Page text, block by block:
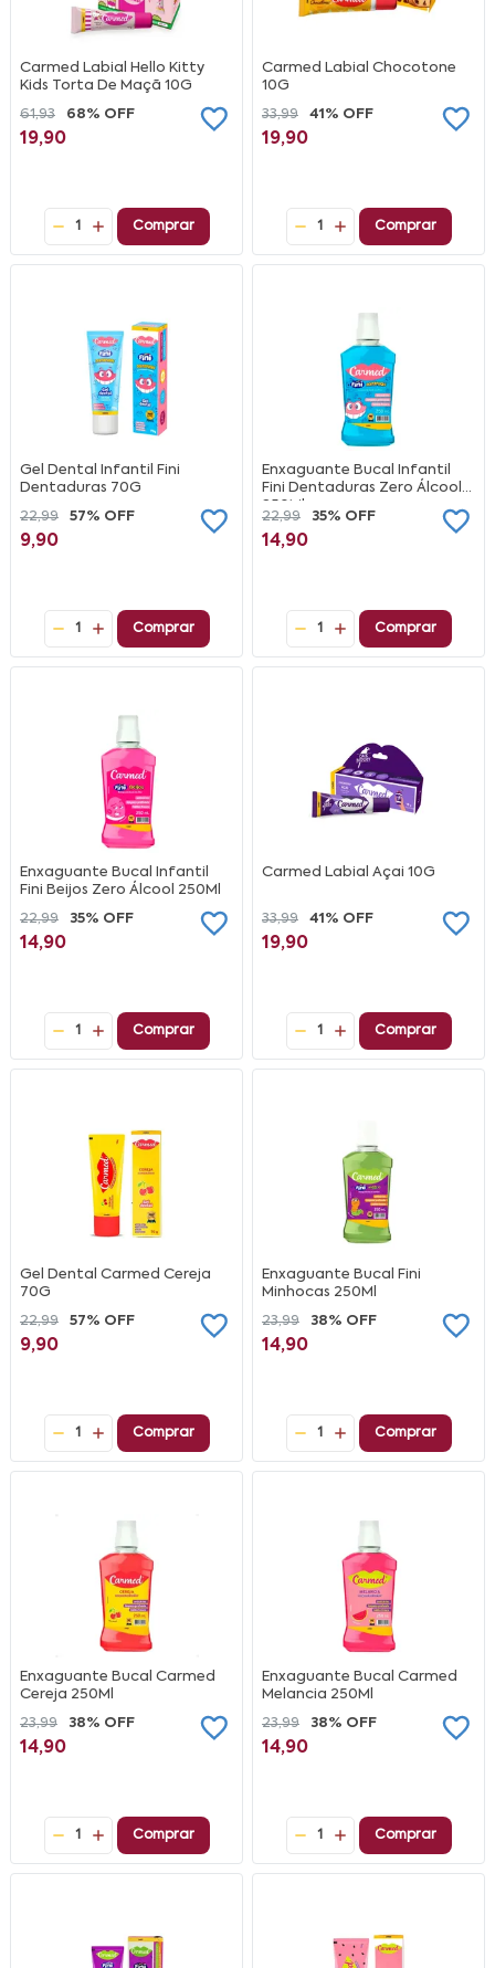
Carmed Labial Hello Kitty
Kids Torta De Maçã 10G
61,93
68% OFF
19,90
1 Comprar
Carmed Labial Chocotone
10G
33,99
41% OFF
19,90
1 Comprar
Gel Dental Infantil Fini
Dentaduras 70G
22,99
57% OFF
9,90
1 Comprar
Enxaguante Bucal Infantil
Fini Dentaduras Zero Álcool
250Ml
22,99 35% OFF
14,90
1 Comprar
Enxaguante Bucal Infantil
Fini Beijos Zero Álcool 250Ml
22,99
35% OFF
14,90
1 Comprar
Carmed Labial Açai 10G
33,99 41% OFF
19,90
1 Comprar
Gel Dental Carmed Cereja
70G
22,99
57% OFF
9,90
1 Comprar
Enxaguante Bucal Fini
Minhocas 250Ml
23,99
38% OFF
14,90
1 Comprar
Enxaguante Bucal Carmed
Cereja 250Ml
23,99
38% OFF
14,90
1 Comprar
Enxaguante Bucal Carmed
Melancia 250Ml
23,99
38% OFF
14,90
1 Comprar